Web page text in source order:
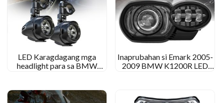
LED Karagdagang mga
headlight para sa BMW
Inaprubahan si Emark 2005-
2009 BMW K1200R LED